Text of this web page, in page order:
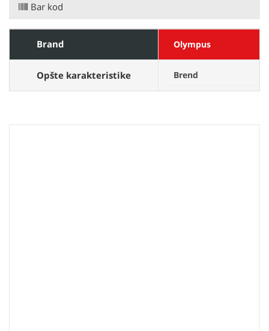
Bar kod
Brand Olympus
Opšte karakteristike Brend